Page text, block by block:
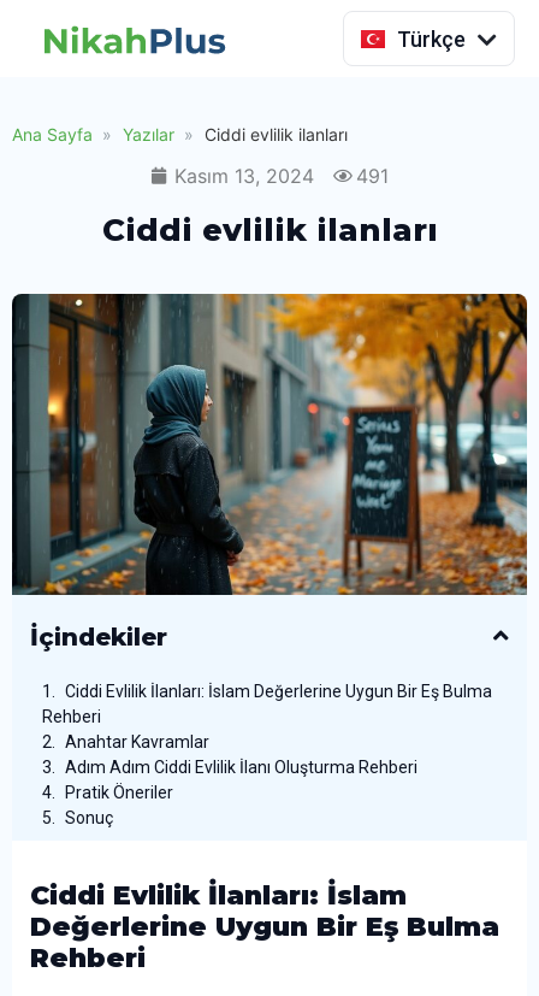
Türkçe
Indonesia
Ana Sayfa Yazılar Ciddi evlilik ilanları
Kasım 13, 2024 491
Ciddi evlilik ilanları
İçindekiler
Ciddi Evlilik İlanları: İslam Değerlerine Uygun Bir Eş Bulma
Rehberi
Anahtar Kavramlar
Adım Adım Ciddi Evlilik İlanı Oluşturma Rehberi
Pratik Öneriler
Sonuç
Ciddi Evlilik İlanları: İslam
Değerlerine Uygun Bir Eş Bulma
Rehberi